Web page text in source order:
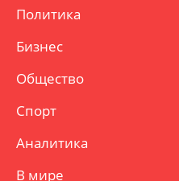
Политика
Бизнес
Общество
Спорт
Аналитика
В мире